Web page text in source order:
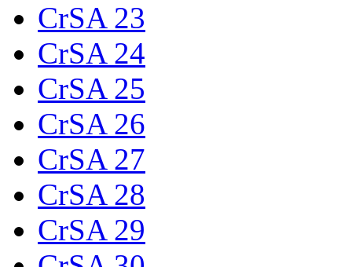
CrSA 23
CrSA 24
CrSA 25
CrSA 26
CrSA 27
CrSA 28
CrSA 29